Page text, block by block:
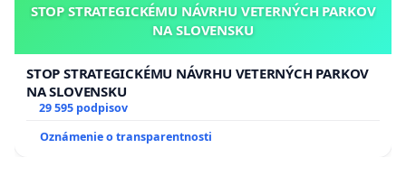
STOP STRATEGICKÉMU NÁVRHU VETERNÝCH PARKOV
NA SLOVENSKU
STOP STRATEGICKÉMU NÁVRHU VETERNÝCH PARKOV
NA SLOVENSKU
29 595 podpisov
Oznámenie o transparentnosti